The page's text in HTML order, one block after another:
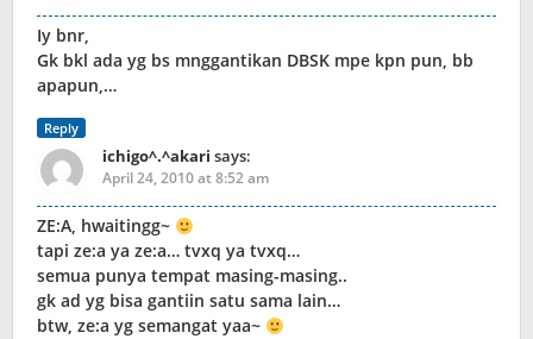
Iy bnr,
Gk bkl ada yg bs mnggantikan DBSK mpe kpn pun, bb
apapun,…
Reply
ichigo^.^akari says:
April 24, 2010 at 8:52 am
ZE:A, hwaitingg~
tapi ze:a ya ze:a… tvxq ya tvxq…
semua punya tempat masing-masing..
gk ad yg bisa gantiin satu sama lain…
btw, ze:a yg semangat yaa~